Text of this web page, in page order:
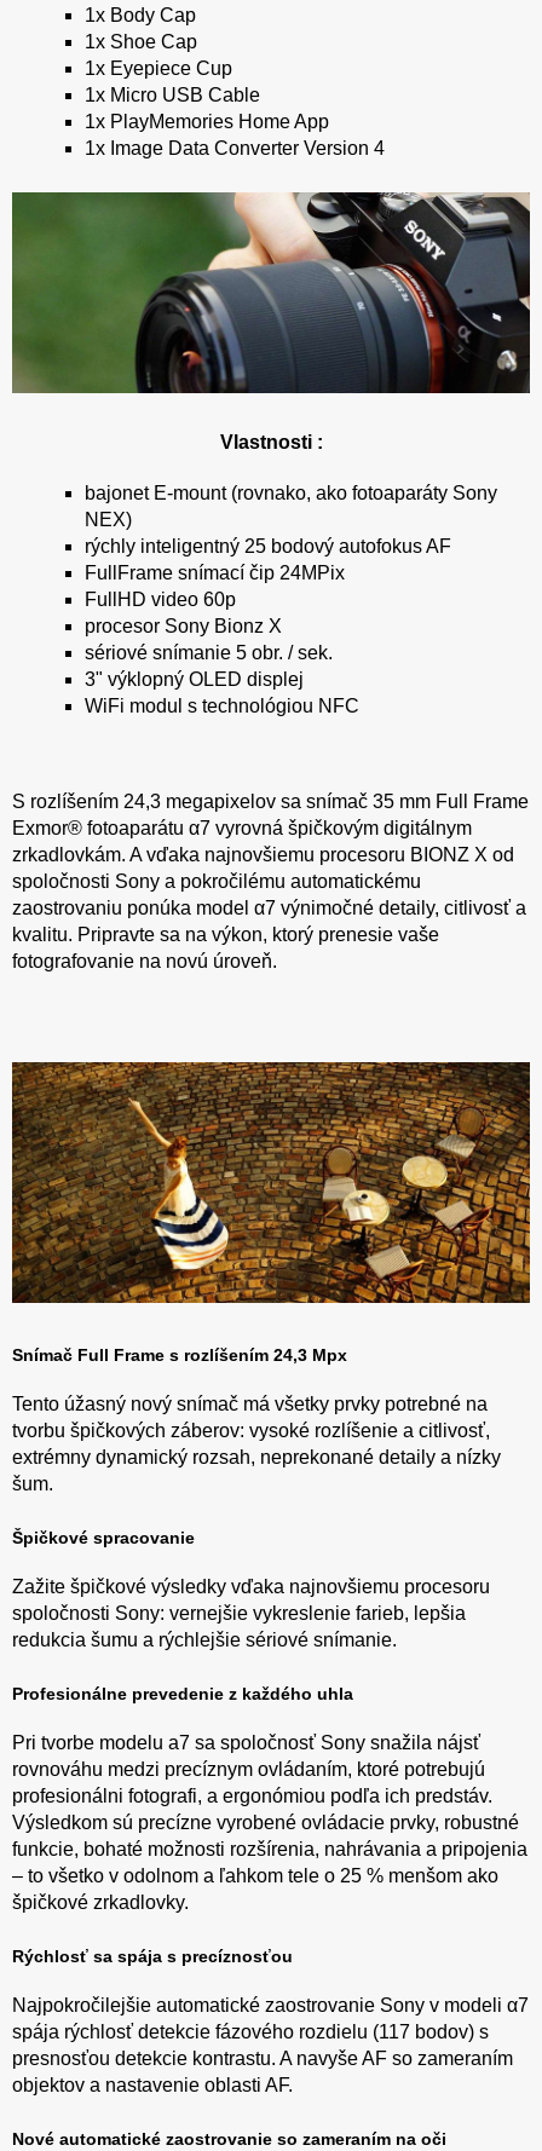
1x Body Cap
1x Shoe Cap
1x Eyepiece Cup
1x Micro USB Cable
1x PlayMemories Home App
1x Image Data Converter Version 4
Vlastnosti :
bajonet E-mount (rovnako, ako fotoaparáty Sony
NEX)
rýchly inteligentný 25 bodový autofokus AF
FullFrame snímací čip 24MPix
FullHD video 60p
procesor Sony Bionz X
sériové snímanie 5 obr. / sek.
3" výklopný OLED displej
WiFi modul s technológiou NFC
S rozlíšením 24,3 megapixelov sa snímač 35 mm Full Frame
Exmor® fotoaparátu α7 vyrovná špičkovým digitálnym
zrkadlovkám. A vďaka najnovšiemu procesoru BIONZ X od
spoločnosti Sony a pokročilému automatickému
zaostrovaniu ponúka model α7 výnimočné detaily, citlivosť a
kvalitu. Pripravte sa na výkon, ktorý prenesie vaše
fotografovanie na novú úroveň.
Snímač Full Frame s rozlíšením 24,3 Mpx
Tento úžasný nový snímač má všetky prvky potrebné na
tvorbu špičkových záberov: vysoké rozlíšenie a citlivosť,
extrémny dynamický rozsah, neprekonané detaily a nízky
šum.
Špičkové spracovanie
Zažite špičkové výsledky vďaka najnovšiemu procesoru
spoločnosti Sony: vernejšie vykreslenie farieb, lepšia
redukcia šumu a rýchlejšie sériové snímanie.
Profesionálne prevedenie z každého uhla
Pri tvorbe modelu a7 sa spoločnosť Sony snažila nájsť
rovnováhu medzi precíznym ovládaním, ktoré potrebujú
profesionálni fotografi, a ergonómiou podľa ich predstáv.
Výsledkom sú precízne vyrobené ovládacie prvky, robustné
funkcie, bohaté možnosti rozšírenia, nahrávania a pripojenia
– to všetko v odolnom a ľahkom tele o 25 % menšom ako
špičkové zrkadlovky.
Rýchlosť sa spája s precíznosťou
Najpokročilejšie automatické zaostrovanie Sony v modeli α7
spája rýchlosť detekcie fázového rozdielu (117 bodov) s
presnosťou detekcie kontrastu. A navyše AF so zameraním
objektov a nastavenie oblasti AF.
Nové automatické zaostrovanie so zameraním na oči